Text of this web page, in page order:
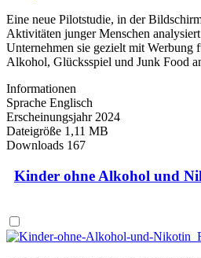
Eine neue Pilotstudie, in der
Aktivitäten junger Menschen
Unternehmen sie gezielt mit Werbung
Alkohol, Glücksspiel und Junk Food
Informationen
Sprache Englisch
Erscheinungsjahr 2024
Dateigröße 1,11 MB
Downloads 167
Kinder ohne Alkohol und